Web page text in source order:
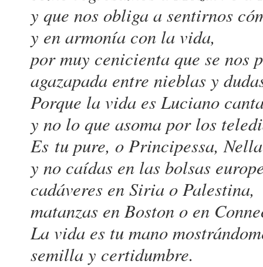
y que nos obliga a sentirnos
y en armonía con la vida,
por muy cenicienta que se nos
agazapada entre nieblas y
Porque la vida es Luciano
y no lo que asoma por los
Es tu pure, o Principessa,
y no caídas en las bolsas
cadáveres en Siria o Palestina,
matanzas en Boston o en
La vida es tu mano
semilla y certidumbre.